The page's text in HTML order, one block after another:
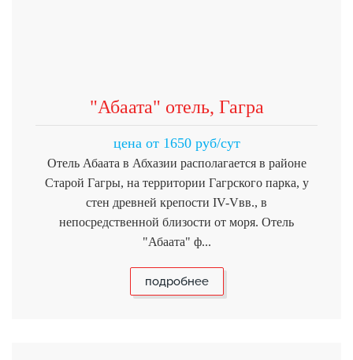
"Абаата" отель, Гагра
цена от 1650 руб/сут
Отель Абаата в Абхазии располагается в районе
Старой Гагры, на территории Гагрского парка, у
стен древней крепости IV-Vвв., в
непосредственной близости от моря. Отель
"Абаата" ф...
подробнее